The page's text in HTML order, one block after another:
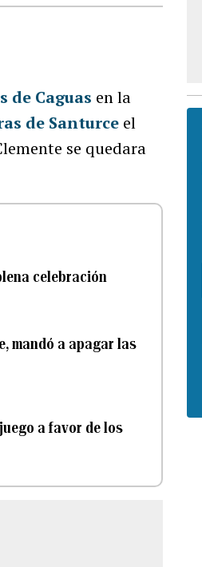
de Caguas en la
de Santurce el
se quedara
celebración
mandó a apagar las
a favor de los